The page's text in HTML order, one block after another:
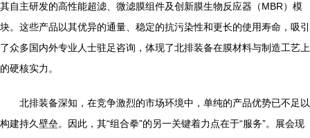
其自主研发的高性能超滤、微滤膜组件及创新膜生物反应器（MBR）模
块。这些产品以其优异的通量、稳定的抗污染性和更长的使用寿命，吸引
了众多国内外专业人士驻足咨询，体现了北排装备在膜材料与制造工艺上
的硬核实力。
北排装备深知，在竞争激烈的市场环境中，单纯的产品优势已不足以
构建持久壁垒。因此，其“组合拳”的另一关键着力点在于“服务”。展会现